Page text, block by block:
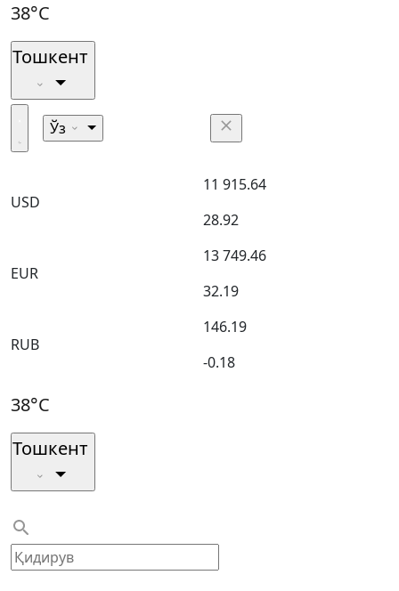
38°C
Тошкент
Ўз
USD
11 915.64
28.92
EUR
13 749.46
32.19
RUB
146.19
-0.18
38°C
Тошкент